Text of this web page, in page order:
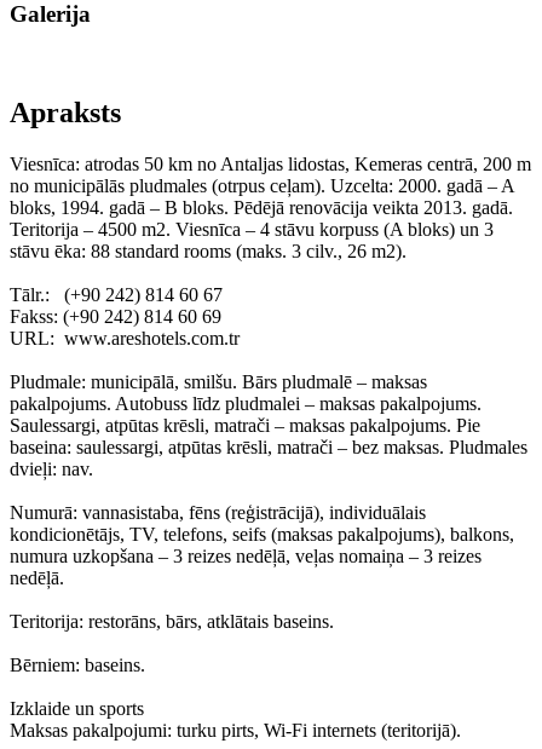
Galerija
Apraksts
Viesnīca: atrodas 50 km no Antaljas lidostas, Kemeras centrā, 200 m
no municipālās pludmales (otrpus ceļam). Uzcelta: 2000. gadā – A
bloks, 1994. gadā – B bloks. Pēdējā renovācija veikta 2013. gadā.
Teritorija – 4500 m2. Viesnīca – 4 stāvu korpuss (A bloks) un 3
stāvu ēka: 88 standard rooms (maks. 3 cilv., 26 m2).
Tālr.: (+90 242) 814 60 67
Fakss: (+90 242) 814 60 69
URL: www.areshotels.com.tr
Pludmale: municipālā, smilšu. Bārs pludmalē – maksas
pakalpojums. Autobuss līdz pludmalei – maksas pakalpojums.
Saulessargi, atpūtas krēsli, matrači – maksas pakalpojums. Pie
baseina: saulessargi, atpūtas krēsli, matrači – bez maksas. Pludmales
dvieļi: nav.
Numurā: vannasistaba, fēns (reģistrācijā), individuālais
kondicionētājs, TV, telefons, seifs (maksas pakalpojums), balkons,
numura uzkopšana – 3 reizes nedēļā, veļas nomaiņa – 3 reizes
nedēļā.
Teritorija: restorāns, bārs, atklātais baseins.
Bērniem: baseins.
Izklaide un sports
Maksas pakalpojumi: turku pirts, Wi-Fi internets (teritorijā).